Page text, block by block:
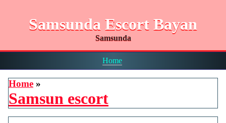
Samsunda Escort Bayan
Samsunda
Home
Home »
Samsun escort